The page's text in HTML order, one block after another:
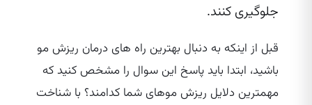
جلوگیری کنند.
قبل از اینکه به دنبال بهترین راه‌ های درمان ریزش مو
باشید، ابتدا باید پاسخ این سوال را مشخص کنید که
مهمترین دلایل ریزش موهای شما کدامند؟ با شناخت